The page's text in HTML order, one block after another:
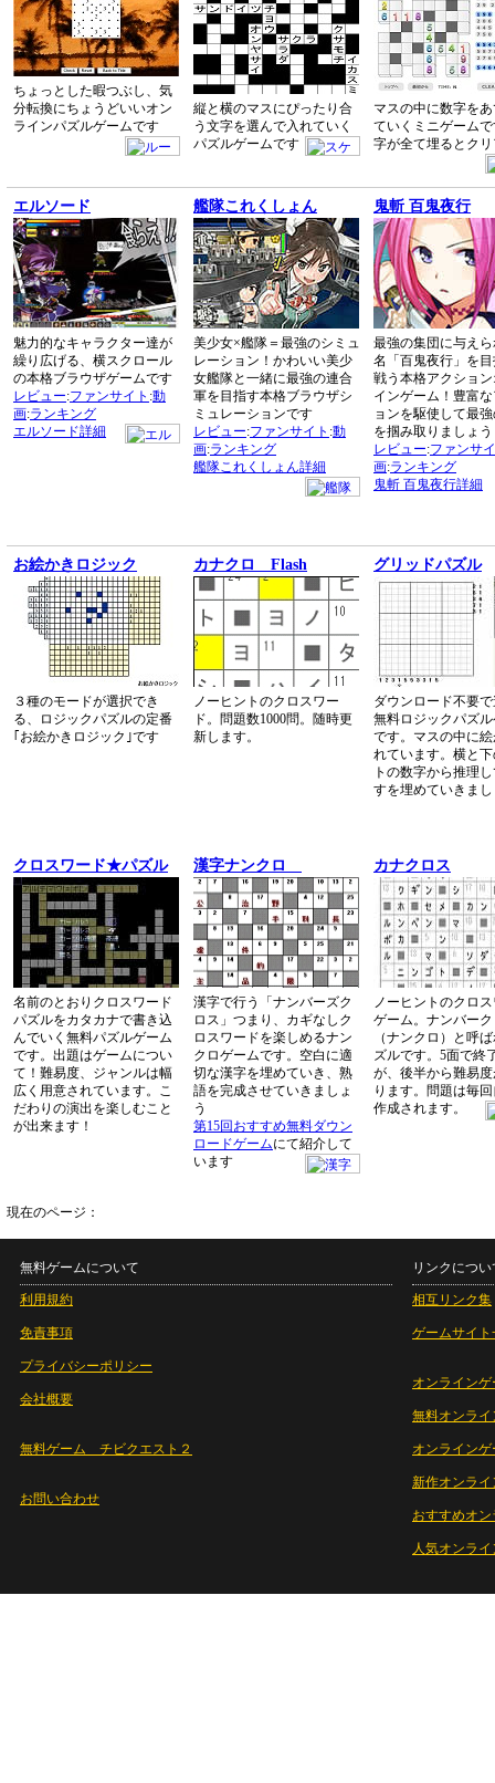
ちょっとした暇つぶし、気
分転換にちょうどいいオン
ラインパズルゲームです
縦と横のマスにぴったり合
う文字を選んで入れていく
パズルゲームです
マスの中に数字を
ていくミニゲーム
字が全て埋るとク
エルソード
魅力的なキャラクター達が
繰り広げる、横スクロール
の本格ブラウザゲームです
レビュー:ファンサイト :動
画:ランキング
エルソード詳細
艦隊これくしょん
美少女×艦隊＝最強のシミュ
レーション！かわいい美少
女艦隊と一緒に最強の連合
軍を目指す本格ブラウザシ
ミュレーションです
レビュー:ファンサイト :動
画:ランキング
艦隊これくしょん詳細
鬼斬 百鬼夜行
最強の集団に与え
名「百鬼夜行」を
戦う本格アクショ
インゲーム！豊富
ョンを駆使して最
を掴み取りましょ
レビュー:ファンサ
画:ランキング
鬼斬 百鬼夜行詳細
お絵かきロジック
３種のモードが選択でき
る、ロジックパズルの定番
｢お絵かきロジック｣です
カナクロ Flash
ノーヒントのクロスワー
ド。問題数1000問。随時更
新します。
グリッドパズル
ダウンロード不要
無料ロジックパズ
です。マスの中に
れています。横と
トの数字から推理
すを埋めていきま
クロスワード★パズル
名前のとおりクロスワード
パズルをカタカナで書き込
んでいく無料パズルゲーム
です。出題はゲームについ
て！難易度、ジャンルは幅
広く用意されています。こ
だわりの演出を楽しむこと
が出来ます！
漢字ナンクロ
漢字で行う「ナンバーズク
ロス」つまり、カギなしク
ロスワードを楽しめるナン
クロゲームです。空白に適
切な漢字を埋めていき、熟
語を完成させていきましょ
う
第15回おすすめ無料ダウン
ロードゲームにて紹介して
います
カナクロス
ノーヒントのクロ
ゲーム。ナンバー
（ナンクロ）と呼
ズルです。5面で終
が、後半から難易
ります。問題は毎
作成されます。
現在のページ：
無料ゲームについて
利用規約
免責事項
プライバシーポリシー
会社概要
無料ゲーム チビクエスト２
お問い合わせ
リンクについ
相互リンク集
ゲームサイト
オンラインゲ
無料オンライ
オンライン
新作オンライ
おすすめオ
人気オンラ